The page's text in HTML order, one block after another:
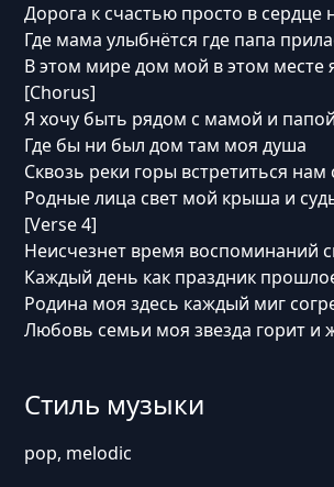
Дорога к счастью просто в сердце
Где мама улыбнётся где папа
В этом мире дом мой в этом месте
[Chorus]
Я хочу быть рядом с мамой и папой
Где бы ни был дом там моя душа
Сквозь реки горы встретиться нам
Родные лица свет мой крыша и
[Verse 4]
Неисчезнет время воспоминаний
Каждый день как праздник
Родина моя здесь каждый миг
Любовь семьи моя звезда горит и
Стиль музыки
pop, melodic